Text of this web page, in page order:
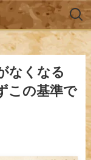
なくなる
この基準で